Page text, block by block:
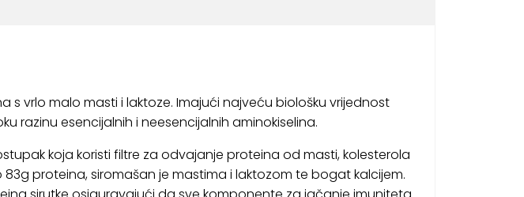
s vrlo malo masti i laktoze. Imajući najveću biološku vrijednost
razinu esencijalnih i neesencijalnih aminokiselina.
koja koristi filtre za odvajanje proteina od masti, kolesterola
proteina, siromašan je mastima i laktozom te bogat kalcijem.